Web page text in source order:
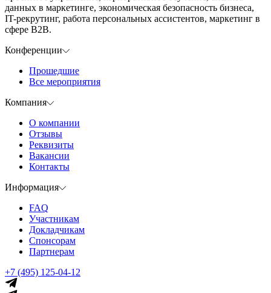
данных в маркетинге, экономическая безопасность бизнеса,
IT-рекрутинг, работа персональных ассистентов, маркетинг в
сфере B2B.
Конференции
Прошедшие
Все мероприятия
Компания
О компании
Отзывы
Реквизиты
Вакансии
Контакты
Информация
FAQ
Участникам
Докладчикам
Спонсорам
Партнерам
+7 (495) 125-04-12